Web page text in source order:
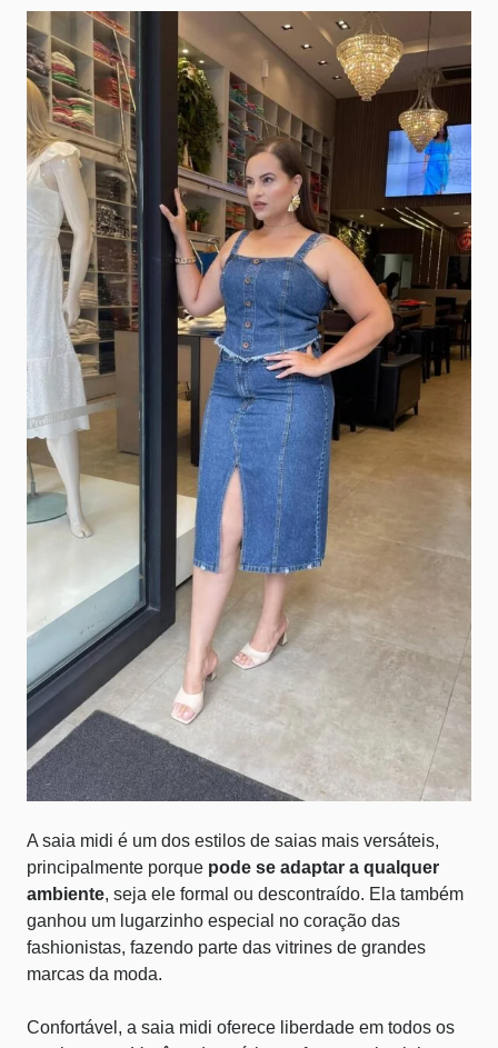
A saia midi é um dos estilos de saias mais versáteis,
principalmente porque pode se adaptar a qualquer
ambiente, seja ele formal ou descontraído. Ela também
ganhou um lugarzinho especial no coração das
fashionistas, fazendo parte das vitrines de grandes
marcas da moda.
Confortável, a saia midi oferece liberdade em todos os